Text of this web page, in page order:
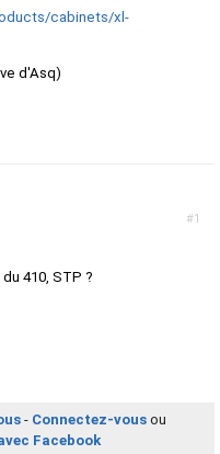
cabinets/xl-
d'Asq)
#1
410, STP ?
- Connectez-vousou
Facebook